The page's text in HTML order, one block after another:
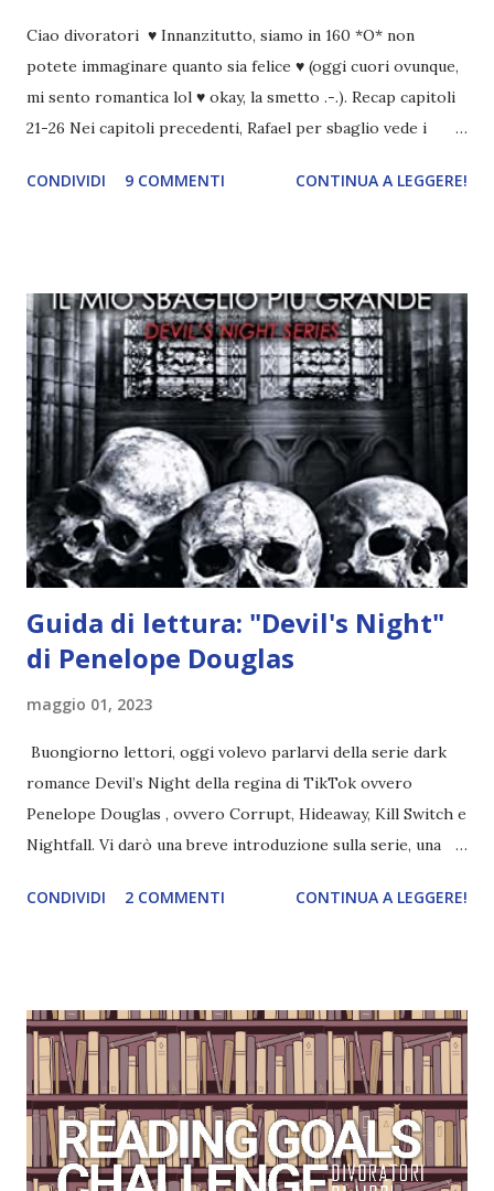
Ciao divoratori ♥ Innanzitutto, siamo in 160 *O* non
potete immaginare quanto sia felice ♥ (oggi cuori ovunque,
mi sento romantica lol ♥ okay, la smetto .-.). Recap capitoli
21-26 Nei capitoli precedenti, Rafael per sbaglio vede i
incontrano e Hesediel mostra loro come combattere i puri.
angelo puro, Elemiah. Ma, a differenza di cosa pensano,
l'angelo non ha intenzione di fare una strage, piuttosto è lì
per avvertili che Mikael non è più "l'angelo puro" che
credono e che potrebbe aver ucciso altri mezzi angeli, tipo
Rafael. A quelle parole, Haniel seguito da altri ibridi, si reca
nell'appartamento, senza risultati. Infine cercano nella
chiesetta. Lì trovano Rafael alle prese con gli angeli puri,
ma questa volta ...
CONDIVIDI 9 COMMENTI CONTINUA A LEGGERE!
Guida di lettura: "Devil's Night"
di Penelope Douglas
maggio 01, 2023
Buongiorno lettori, oggi volevo parlarvi della serie dark
romance Devil’s Night della regina di TikTok ovvero
Penelope Douglas , ovvero Corrupt, Hideaway, Kill Switch e
Nightfall. Vi darò una breve introduzione sulla serie, una
e anche un breve commento sui libri singoli. I libri sono in
grande (Devil's Night 1#) Autrice : Penelope Douglas
Pagine: 448 Editore: Newton Compton Editori
Pubblicazione: 10 Gennaio 2023 Traduttore: Laura Lancini
Trama: “Si chiama Michael Crist. È il fratello maggiore del
mio ragazzo ed è come quei film dell'orrore che guardi
coprendoti gli occhi. È bellissimo, forte, e assolutamente
CONDIVIDI 2 COMMENTI CONTINUA A LEGGERE!